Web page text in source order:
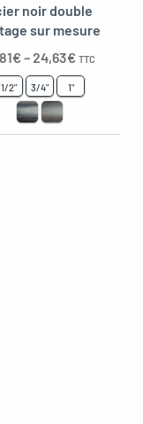
noir double
sur mesure
€–24,63€ TTC
1/2" 3/4" 1"